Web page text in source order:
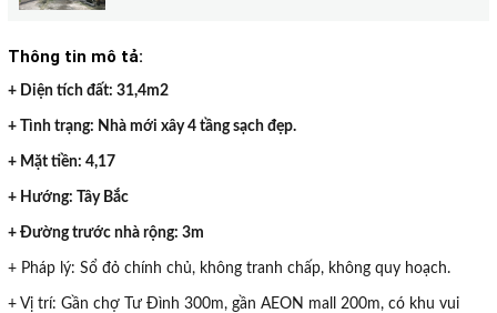
Thông tin mô tả:
+ Diện tích đất: 31,4m2
+ Tình trạng: Nhà mới xây 4 tầng sạch đẹp.
+ Mặt tiền: 4,17
+ Hướng: Tây Bắc
+ Đường trước nhà rộng: 3m
+ Pháp lý: Sổ đỏ chính chủ, không tranh chấp, không quy hoạch.
+ Vị trí: Gần chợ Tư Đình 300m, gần AEON mall 200m, có khu vui